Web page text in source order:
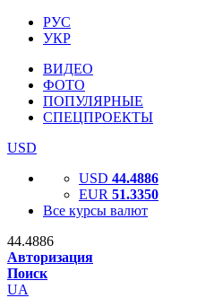
РУС
УКР
ВИДЕО
ФОТО
ПОПУЛЯРНЫЕ
СПЕЦПРОЕКТЫ
USD
USD 44.4886
EUR 51.3350
Все курсы валют
44.4886
Авторизация
Поиск
UA